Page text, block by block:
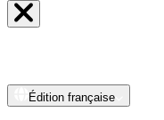
Édition française